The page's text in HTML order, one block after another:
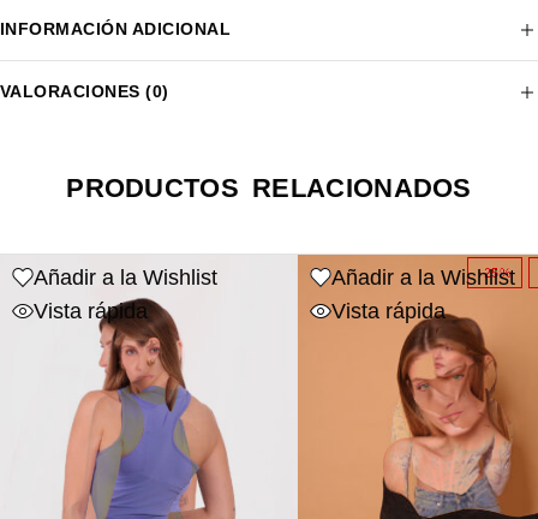
INFORMACIÓN ADICIONAL
VALORACIONES (0)
PRODUCTOS RELACIONADOS
Añadir a la Wishlist
Vista rápida
-25%
Añadir a la Wishlist
Vista rápida